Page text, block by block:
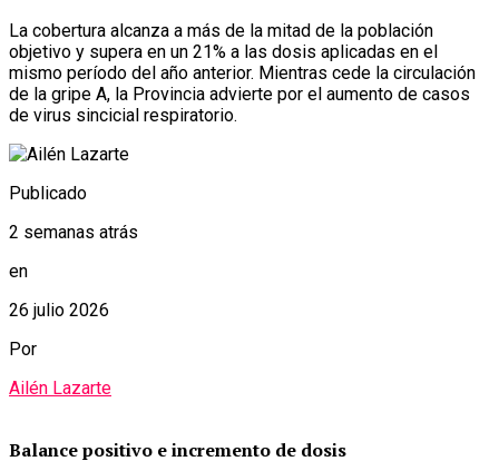
La cobertura alcanza a más de la mitad de la población
objetivo y supera en un 21% a las dosis aplicadas en el
mismo período del año anterior. Mientras cede la circulación
de la gripe A, la Provincia advierte por el aumento de casos
de virus sincicial respiratorio.
Publicado
2 semanas atrás
en
26 julio 2026
Por
Ailén Lazarte
Balance positivo e incremento de dosis